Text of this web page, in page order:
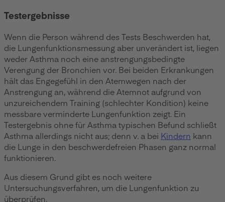
Testergebnisse
Wenn die Person während des Tests Beschwerden hat,
die Lungenfunktionsmessung aber unverändert ist, liegen
weder Asthma noch eine anstrengungsbedingte
Verengung der Bronchien vor. Bei beiden Erkrankungen
hält das Engegefühl in den Atemwegen nach der
Anstrengung an, während die Atemnot aufgrund von
unzureichendem Training (schlechter Kondition) keine
messbare verminderte Lungenfunktion zeigt. Ein
Testergebnis ohne für Asthma typischen Befund schließt
Asthma allerdings nicht aus; denn v. a bei Kindern kann
die Lunge in den beschwerdefreien Phasen ganz normal
funktionieren.
Aus diesem Grund gibt es noch weitere
Untersuchungsverfahren, um die Lungenfunktion zu
überprüfen.